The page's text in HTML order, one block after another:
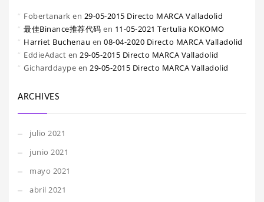
Fobertanark en 29-05-2015 Directo MARCA Valladolid
最佳Binance推荐代码 en 11-05-2021 Tertulia KOKOMO
Harriet Buchenau en 08-04-2020 Directo MARCA Valladolid
EddieAdact en 29-05-2015 Directo MARCA Valladolid
Gicharddaype en 29-05-2015 Directo MARCA Valladolid
ARCHIVES
julio 2021
junio 2021
mayo 2021
abril 2021